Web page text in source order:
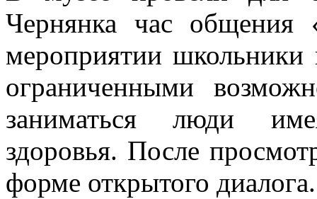
Чернянка час общения
мероприятии
ограниченными
заниматься люди
здоровья. После
форме открытого диалога.